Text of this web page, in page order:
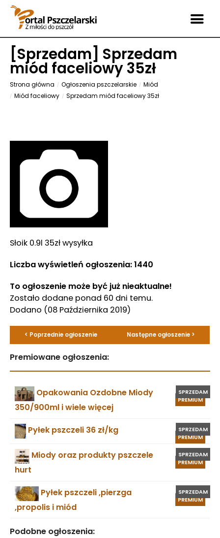
[Sprzedam] Sprzedam
miód faceliowy 35zł
Strona główna Ogłoszenia pszczelarskie
Miód
Miód faceliowy
Sprzedam miód faceliowy 35zł
Słoik 0.9l 35zł wysyłka
Liczba wyświetleń ogłoszenia: 1440
To ogłoszenie może być już nieaktualne!
Zostało dodane ponad 60 dni temu.
Dodano (08 Października 2019)
< Poprzednie ogłoszenie Następne ogłoszenie >
Premiowane ogłoszenia:
PREMIUM
SPRZEDAM
Opakowania Ozdobne Miody
350/900ml i wiele więcej
PREMIUM
SPRZEDAM
Pyłek pszczeli 36 zł/kg
PREMIUM
SPRZEDAM
Miody oraz produkty pszczele
hurt
PREMIUM
SPRZEDAM
Pyłek pszczeli ,pierzga
,propolis i miód
Podobne ogłoszenia: